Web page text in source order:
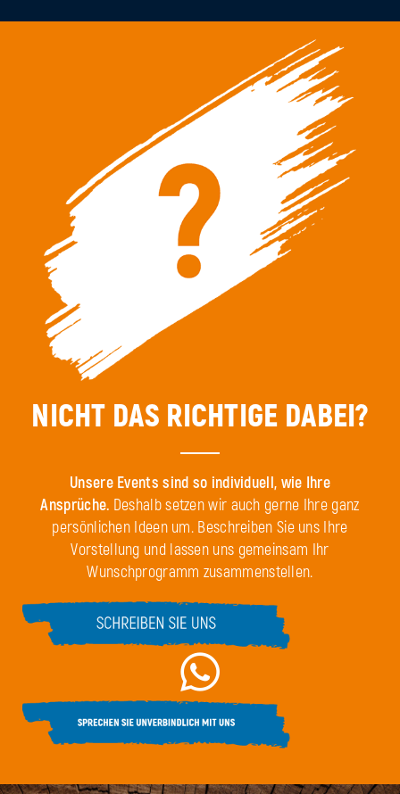
NICHT DAS RICHTIGE DABEI?
Unsere Events sind so individuell, wie Ihre
Ansprüche. Deshalb setzen wir auch gerne Ihre ganz
persönlichen Ideen um. Beschreiben Sie uns Ihre
Vorstellung und lassen uns gemeinsam Ihr
Wunschprogramm zusammenstellen.